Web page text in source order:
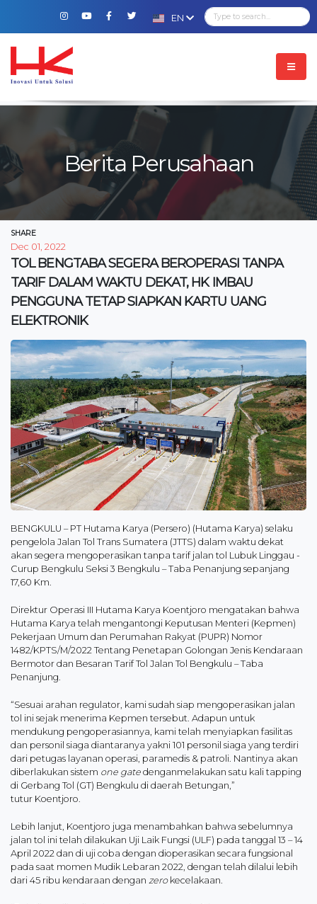
EN
Berita Perusahaan
SHARE
Dec 01, 2022
TOL BENGTABA SEGERA BEROPERASI TANPA
TARIF DALAM WAKTU DEKAT, HK IMBAU
PENGGUNA TETAP SIAPKAN KARTU UANG
ELEKTRONIK
BENGKULU – PT Hutama Karya (Persero) (Hutama Karya) selaku
pengelola Jalan Tol Trans Sumatera (JTTS) dalam waktu dekat
akan segera mengoperasikan tanpa tarif jalan tol Lubuk Linggau -
Curup Bengkulu Seksi 3 Bengkulu – Taba Penanjung sepanjang
17,60 Km.
Direktur Operasi III Hutama Karya Koentjoro mengatakan bahwa
Hutama Karya telah mengantongi Keputusan Menteri (Kepmen)
Pekerjaan Umum dan Perumahan Rakyat (PUPR) Nomor
1482/KPTS/M/2022 Tentang Penetapan Golongan Jenis Kendaraan
Bermotor dan Besaran Tarif Tol Jalan Tol Bengkulu – Taba
Penanjung.
“Sesuai arahan regulator, kami sudah siap mengoperasikan jalan
tol ini sejak menerima Kepmen tersebut. Adapun untuk
mendukung pengoperasiannya, kami telah menyiapkan fasilitas
dan personil siaga diantaranya yakni 101 personil siaga yang terdiri
dari petugas layanan operasi, paramedis & patroli. Nantinya akan
diberlakukan sistem one gate denganmelakukan satu kali tapping
di Gerbang Tol (GT) Bengkulu di daerah Betungan,”
tutur Koentjoro.
Lebih lanjut, Koentjoro juga menambahkan bahwa sebelumnya
jalan tol ini telah dilakukan Uji Laik Fungsi (ULF) pada tanggal 13 – 14
April 2022 dan di uji coba dengan dioperasikan secara fungsional
pada saat momen Mudik Lebaran 2022, dengan telah dilalui lebih
dari 45 ribu kendaraan dengan zero kecelakaan.